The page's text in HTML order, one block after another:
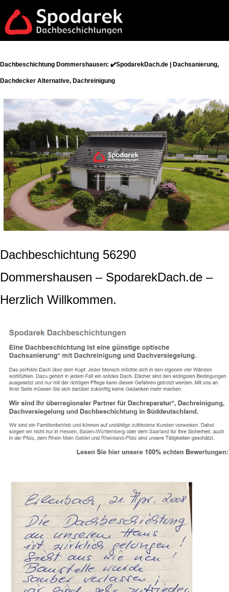
Dachbeschichtung Dommershausen: ✔️SpodarekDach.de | Dachsanierung,
Dachdecker Alternative, Dachreinigung
Dachbeschichtung 56290
Dommershausen – SpodarekDach.de –
Herzlich Willkommen.